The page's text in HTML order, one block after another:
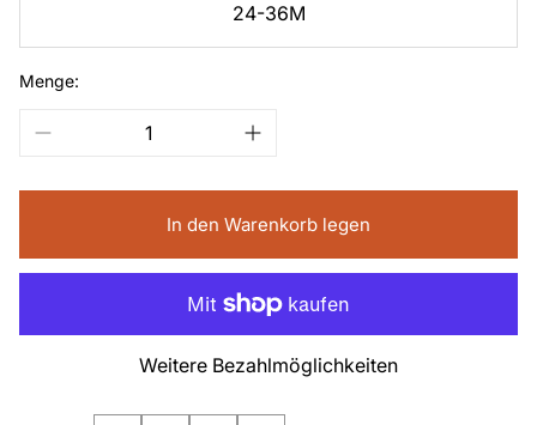
24-36M
Menge:
In den Warenkorb legen
Weitere Bezahlmöglichkeiten